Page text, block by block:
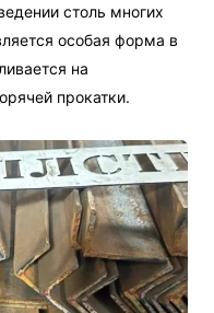
столь многих
особая форма в
на
прокатки.